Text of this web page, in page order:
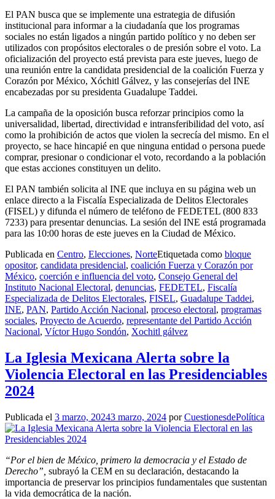
El PAN busca que se implemente una estrategia de difusión
institucional para informar a la ciudadanía que los programas
sociales no están ligados a ningún partido político y no deben ser
utilizados con propósitos electorales o de presión sobre el voto. La
oficialización del proyecto está prevista para este jueves, luego de
una reunión entre la candidata presidencial de la coalición Fuerza y
Corazón por México, Xóchitl Gálvez, y las consejerías del INE
encabezadas por su presidenta Guadalupe Taddei.
La campaña de la oposición busca reforzar principios como la
universalidad, libertad, directividad e intransferibilidad del voto, así
como la prohibición de actos que violen la secrecía del mismo. En el
proyecto, se hace hincapié en que ninguna entidad o persona puede
comprar, presionar o condicionar el voto, recordando a la población
que estas acciones constituyen un delito.
El PAN también solicita al INE que incluya en su página web un
enlace directo a la Fiscalía Especializada de Delitos Electorales
(FISEL) y difunda el número de teléfono de FEDETEL (800 833
7233) para presentar denuncias. La sesión del INE está programada
para las 10:00 horas de este jueves en la Ciudad de México.
Publicada en Centro, Elecciones, NorteEtiquetada como bloque
opositor, candidata presidencial, coalición Fuerza y Corazón por
México, coerción e influencia del voto, Consejo General del
Instituto Nacional Electoral, denuncias, FEDETEL, Fiscalía
Especializada de Delitos Electorales, FISEL, Guadalupe Taddei,
INE, PAN, Partido Acción Nacional, proceso electoral, programas
sociales, Proyecto de Acuerdo, representante del Partido Acción
Nacional, Víctor Hugo Sondón, Xochitl gálvez
La Iglesia Mexicana Alerta sobre la
Violencia Electoral en las Presidenciables
2024
Publicada el 3 marzo, 20243 marzo, 2024 porCuestionesdePolítica
“Por el bien de México, primero la democracia y el Estado de
Derecho”, subrayó la CEM en su declaración, destacando la
importancia de preservar los principios fundamentales que sustentan
la vida democrática de la nación.